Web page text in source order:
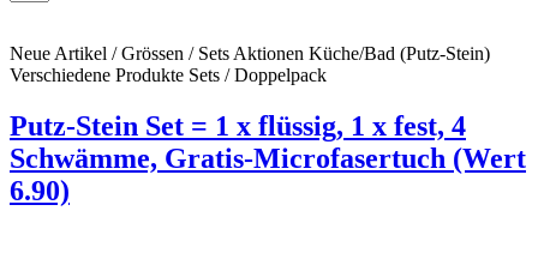
Neue Artikel / Grössen / Sets Aktionen Küche/Bad (Putz-Stein)
Verschiedene Produkte Sets / Doppelpack
Putz-Stein Set = 1 x flüssig, 1 x fest, 4
Schwämme, Gratis-Microfasertuch (Wert
6.90)